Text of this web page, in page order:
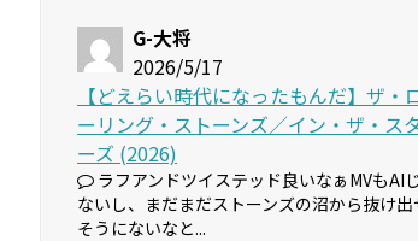
G-大将
2026/5/17
【どえらい時代になったもんだ】ザ・
ーリング・ストーンズ／イン・ザ・ス
ーズ (2026)
ラフアンドツイステッド良いなぁMVもAI
ないし、まだまだストーンズの沼から抜け出
そうにないなと...